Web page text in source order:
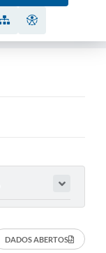
DADOS ABERTOS